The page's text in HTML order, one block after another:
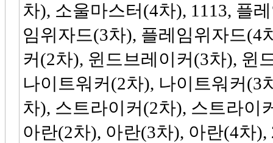
차), 소울마스터(4차), 1113, 플
임위자드(3차), 플레임위자드(4
커(2차), 윈드브레이커(3차), 윈
나이트워커(2차), 나이트워커(3
차), 스트라이커(2차), 스트라이
아란(2차), 아란(3차), 아란(4차